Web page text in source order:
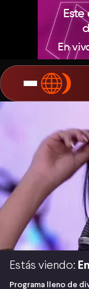
Estás viendo:
Programa lleno de